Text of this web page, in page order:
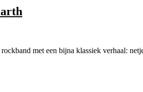
met een bijna klassiek verhaal: